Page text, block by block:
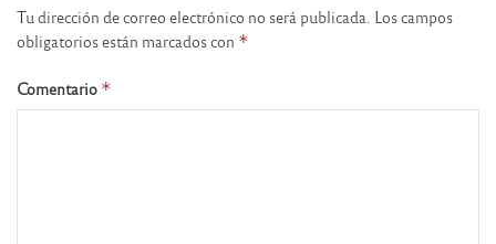
Tu dirección de correo electrónico no será publicada. Los campos
obligatorios están marcados con *
Comentario *